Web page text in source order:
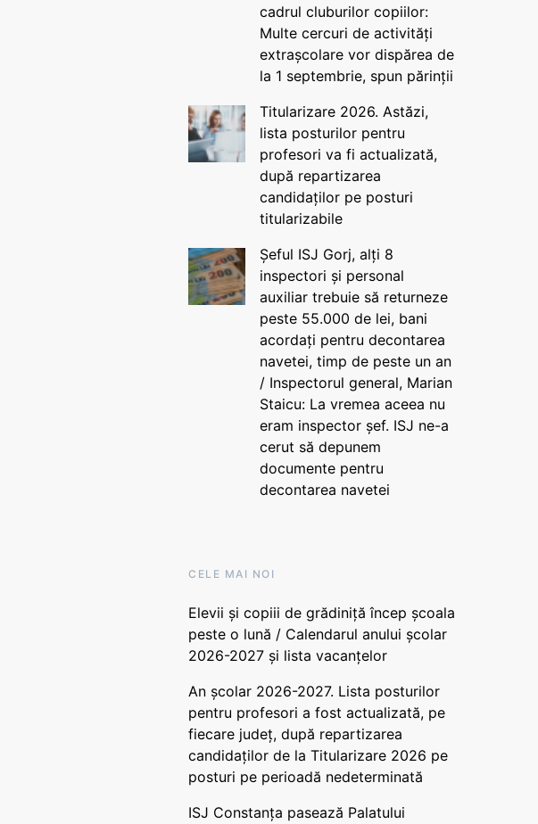
cadrul cluburilor copiilor:
Multe cercuri de activități
extrașcolare vor dispărea de
la 1 septembrie, spun părinții
Titularizare 2026. Astăzi,
lista posturilor pentru
profesori va fi actualizată,
după repartizarea
candidaților pe posturi
titularizabile
Șeful ISJ Gorj, alți 8
inspectori și personal
auxiliar trebuie să returneze
peste 55.000 de lei, bani
acordați pentru decontarea
navetei, timp de peste un an
/ Inspectorul general, Marian
Staicu: La vremea aceea nu
eram inspector șef. ISJ ne-a
cerut să depunem
documente pentru
decontarea navetei
CELE MAI NOI
Elevii și copiii de grădiniță încep școala
peste o lună / Calendarul anului școlar
2026-2027 și lista vacanțelor
An școlar 2026-2027. Lista posturilor
pentru profesori a fost actualizată, pe
fiecare județ, după repartizarea
candidaților de la Titularizare 2026 pe
posturi pe perioadă nedeterminată
ISJ Constanța pasează Palatului